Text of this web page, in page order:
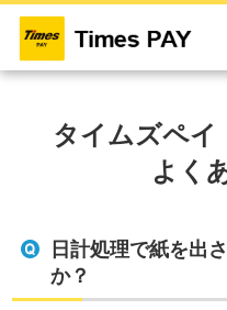
タイムズペイ
よく
日計処理で紙を出
か？​